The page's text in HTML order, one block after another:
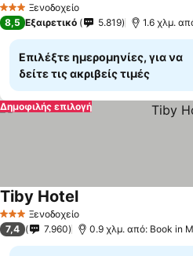
3 ΑστέριαΞενοδοχείο
8,5 Εξαιρετικό 5.819 1.6 χλμ.
Επιλέξτε ημερομηνίες, για να
δείτε τις ακριβείς τιμές
Δημοφιλής επιλογή
3 ΑστέριαΞενοδοχείο
Tiby HotelΕμφάνιση τιμών
7,4 7.960 0.9 χλμ. από: Book in